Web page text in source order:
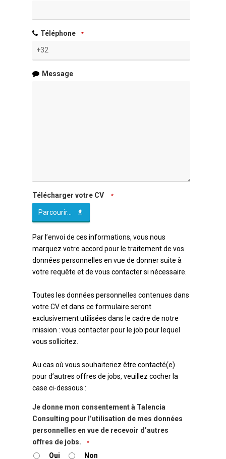
Téléphone *
Message
Télécharger votre CV *
Parcourir...
Par l’envoi de ces informations, vous nous
marquez votre accord pour le traitement de vos
données personnelles en vue de donner suite à
votre requête et de vous contacter si nécessaire.
Toutes les données personnelles contenues dans
votre CV et dans ce formulaire seront
exclusivement utilisées dans le cadre de notre
mission : vous contacter pour le job pour lequel
vous sollicitez.
Au cas où vous souhaiteriez être contacté(e)
pour d’autres offres de jobs, veuillez cocher la
case ci-dessous :
Je donne mon consentement à Talencia
Consulting pour l’utilisation de mes données
personnelles en vue de recevoir d’autres
offres de jobs.
*
Oui Non